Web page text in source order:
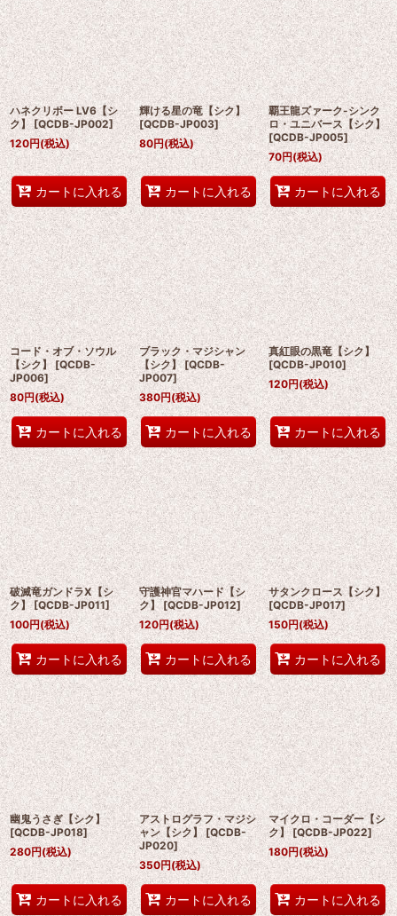
ハネクリボー LV6【シ
ク】 [QCDB-JP002]
120円(税込)
カートに入れる
輝ける星の竜【シク】
[QCDB-JP003]
80円(税込)
カートに入れる
覇王龍ズァーク-シンク
ロ・ユニバース【シク】
[QCDB-JP005]
70円(税込)
カートに入れる
コード・オブ・ソウル
【シク】 [QCDB-
JP006]
80円(税込)
カートに入れる
ブラック・マジシャン
【シク】 [QCDB-
JP007]
380円(税込)
カートに入れる
真紅眼の黒竜【シク】
[QCDB-JP010]
120円(税込)
カートに入れる
破滅竜ガンドラX【シ
ク】 [QCDB-JP011]
100円(税込)
カートに入れる
守護神官マハード【シ
ク】 [QCDB-JP012]
120円(税込)
カートに入れる
サタンクロース【シク】
[QCDB-JP017]
150円(税込)
カートに入れる
幽鬼うさぎ【シク】
[QCDB-JP018]
280円(税込)
カートに入れる
アストログラフ・マジシ
ャン【シク】 [QCDB-
JP020]
350円(税込)
カートに入れる
マイクロ・コーダー【シ
ク】 [QCDB-JP022]
180円(税込)
カートに入れる